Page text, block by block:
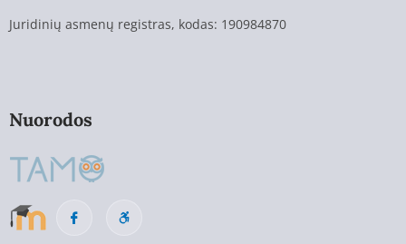
Juridinių asmenų registras, kodas: 190984870
Nuorodos